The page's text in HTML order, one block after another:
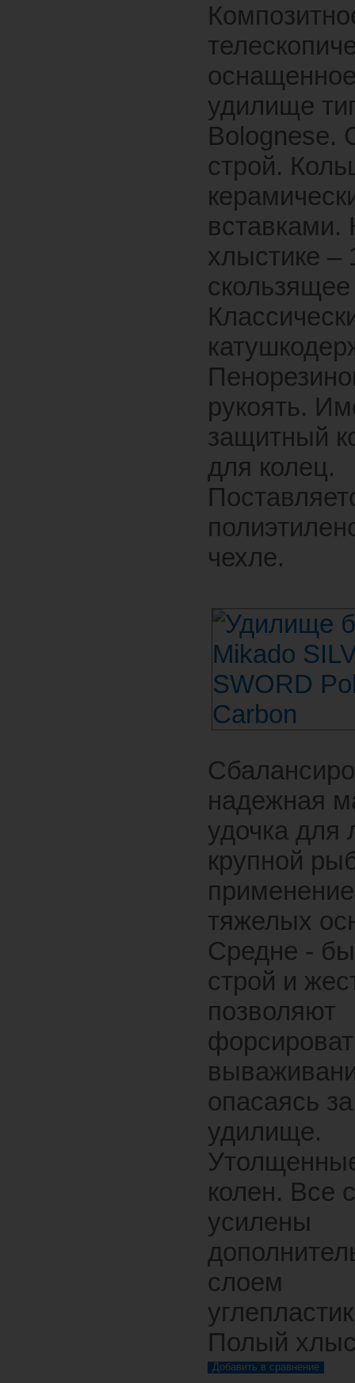
удилище
Bolognese.
строй.
вставками.
хлыстике –
рукоять.
защитный
для колец.
чехле.
надежная
удочка для
крупной
тяжелых
Средне -
строй и
позволяют
опасаясь за
удилище.
колен. Все
усилены
слоем
Полый